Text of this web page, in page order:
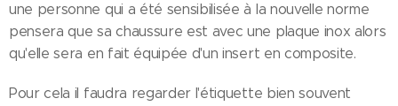
une personne qui a été sensibilisée à la nouvelle norme
pensera que sa chaussure est avec une plaque inox alors
qu'elle sera en fait équipée d'un insert en composite.
Pour cela il faudra regarder l'étiquette bien souvent